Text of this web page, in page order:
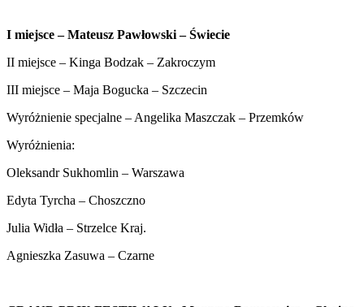
I miejsce – Mateusz Pawłowski – Świecie
II miejsce – Kinga Bodzak – Zakroczym
III miejsce – Maja Bogucka – Szczecin
Wyróżnienie specjalne – Angelika Maszczak – Przemków
Wyróżnienia:
Oleksandr Sukhomlin – Warszawa
Edyta Tyrcha – Choszczno
Julia Widła – Strzelce Kraj.
Agnieszka Zasuwa – Czarne